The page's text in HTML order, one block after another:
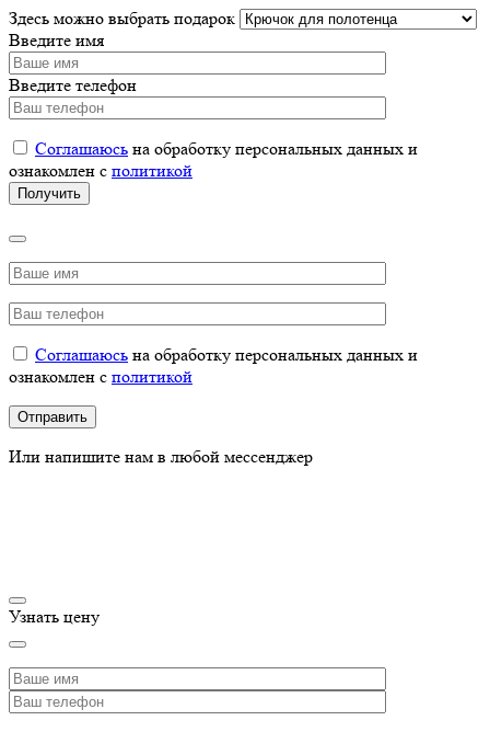
Здесь можно выбрать подарок
Введите имя
Введите телефон
Соглашаюсь на обработку персональных данных и
ознакомлен с политикой
Соглашаюсь на обработку персональных данных и
ознакомлен с политикой
Или напишите нам в любой мессенджер
Узнать цену